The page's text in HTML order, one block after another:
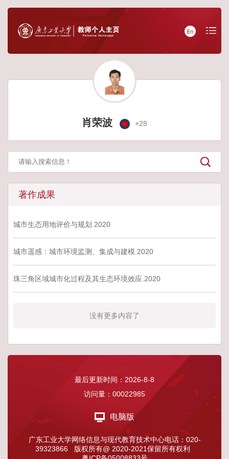
肖荣波 +28
著作成果
城市生态用地评价与规划.2020
城市遥感：城市环境监测、集成与建模.2020
珠三角区域城市化过程及其生态环境效应.2020
没有更多内容了
最后更新时间： 2026-8-8
访问量： 00022985
电脑版
广东工业大学网络信息与现代教育技术中心电话：020-
39323866 版权所有@ 2020-2021保留所有权利